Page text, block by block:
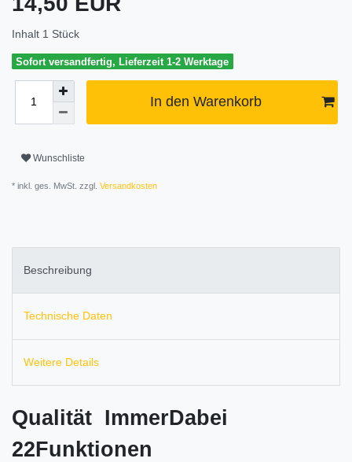
Inhalt 1 Stück
Sofort versandfertig, Lieferzeit 1-2 Werktage
In den Warenkorb
Wunschliste
* inkl. ges. MwSt. zzgl. Versandkosten
Beschreibung
Technische Daten
Weitere Details
Qualität ImmerDabei
22Funktionen